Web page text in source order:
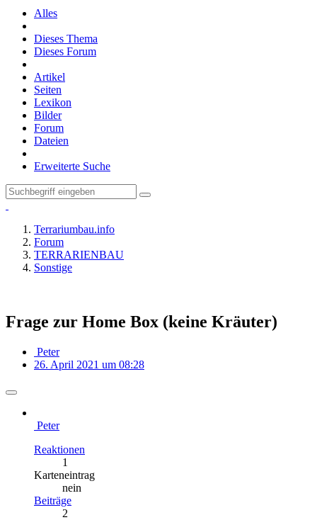
Alles
Dieses Thema
Dieses Forum
Artikel
Seiten
Lexikon
Bilder
Forum
Dateien
Erweiterte Suche
Terrariumbau.info
Forum
TERRARIENBAU
Sonstige
Frage zur Home Box (keine Kräuter)
Peter
26. April 2021 um 08:28
Peter
Reaktionen
1
Karteneintrag
nein
Beiträge
2